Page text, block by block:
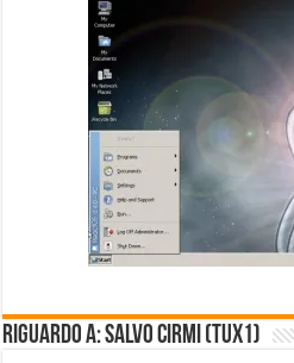
Riguardo a: Salvo Cirmi (Tux1)